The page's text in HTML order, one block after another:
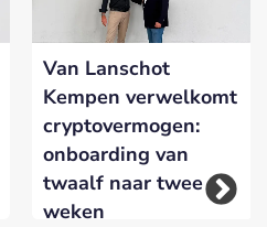
Van Lanschot
Kempen verwelkomt
cryptovermogen:
onboarding van
twaalf naar twee
weken